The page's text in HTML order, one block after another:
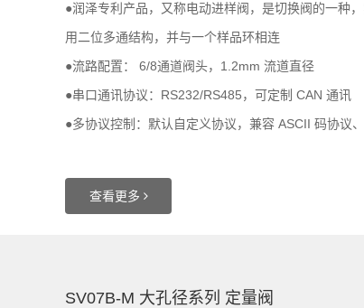
●润泽专利产品，又称电动进样阀，是切换阀的一种
用二位多通结构，并与一个样品环相连
●流路配置： 6/8通道阀头，1.2mm 流道直径
●串口通讯协议：RS232/RS485，可定制 CAN 通讯
●多协议控制：默认自定义协议，兼容 ASCII 码协议
查看更多
SV07B-M 大孔径系列 定量阀